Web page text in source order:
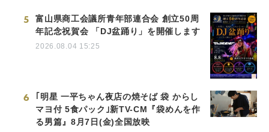
5
富山県商工会議所青年部連合会 創立50周
年記念祝賀会 「DJ盆踊り」を開催します
2026.08.04 15:25
6
｢明星 一平ちゃん夜店の焼そば 袋 からし
マヨ付 5食パック｣新TV-CM『袋めんを作
る男篇』8月7日(金)全国放映